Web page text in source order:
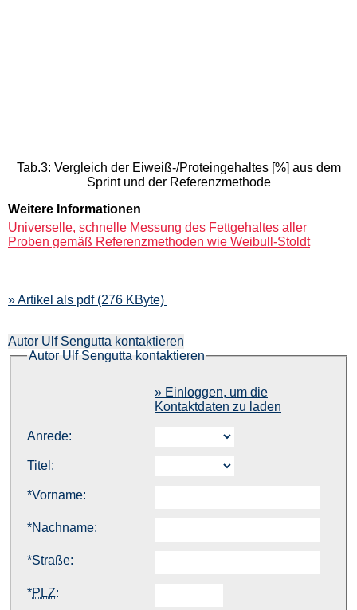
Tab.3: Vergleich der Eiweiß-/Proteingehaltes [%] aus dem
Sprint und der Referenzmethode
Weitere Informationen
Universelle, schnelle Messung des Fettgehaltes aller
Proben gemäß Referenzmethoden wie Weibull-Stoldt
» Artikel als pdf (276 KByte)
Autor Ulf Sengutta kontaktieren
Autor Ulf Sengutta kontaktieren
» Einloggen, um die
Kontaktdaten zu laden
Anrede:
Titel:
*Vorname:
*Nachname:
*Straße:
*PLZ: